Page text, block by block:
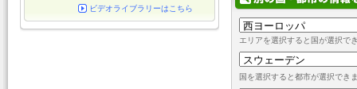
エリアを選択すると国が選択で
国を選択すると都市が選択でき
ビデオライブラリーはこちら